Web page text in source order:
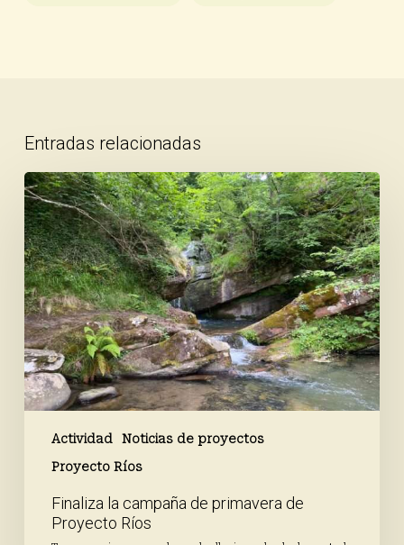
Entradas relacionadas
Actividad
Noticias de proyectos
Proyecto Ríos
Finaliza
la
campaña
de
primavera
de
Proyecto
Ríos
Finaliza la campaña de primavera de
Proyecto Ríos